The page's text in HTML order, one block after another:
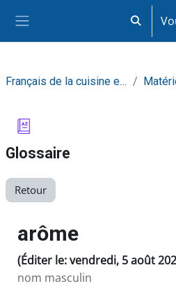
Activer/
Français de la cuisine et de la restauration
Glossaire
Retour
arôme
(Éditer le: vendredi, 5 août
nom masculin